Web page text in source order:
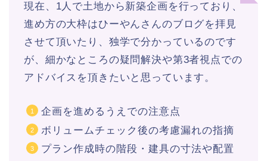
現在、1人で土地から新築企画を行っており、
進め方の大枠はひーやんさんのブログを拝見
させて頂いたり、独学で分かっているのです
が、細かなところの疑問解決や第3者視点での
アドバイスを頂きたいと思っています。
企画を進めるうえでの注意点
ボリュームチェック後の考慮漏れの指摘
プラン作成時の階段・建具の寸法や配置